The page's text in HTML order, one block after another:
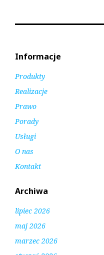
Informacje
Produkty
Realizacje
Prawo
Porady
Usługi
O nas
Kontakt
Archiwa
lipiec 2026
maj 2026
marzec 2026